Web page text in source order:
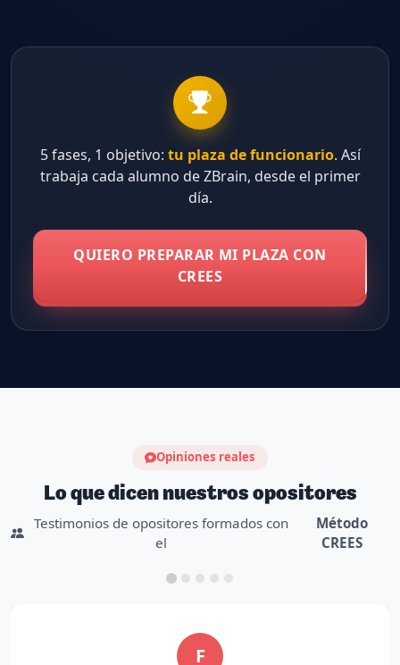
5 fases, 1 objetivo: tu plaza de funcionario. Así
trabaja cada alumno de ZBrain, desde el primer
día.
QUIERO PREPARAR MI PLAZA CON
CREES
Opiniones reales
Lo que dicen nuestros opositores
Testimonios de opositores formados con
el
Método
CREES